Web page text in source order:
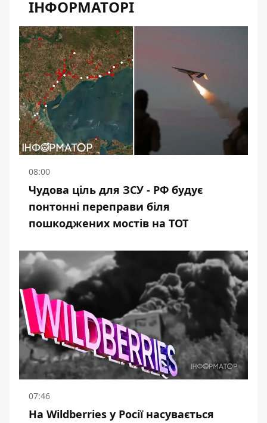
ІНФОРМАТОРІ
08:00
Чудова ціль для ЗСУ - РФ будує
понтонні переправи біля
пошкоджених мостів на ТОТ
07:46
На Wildberries у Росії насувається